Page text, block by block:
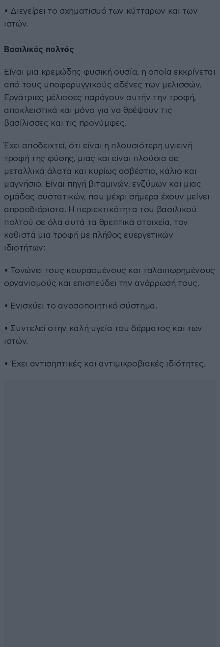
• Διεγείρει το σχηματισμό των κύτταρων και των
ιστών.
Βασιλικός πολτός
Είναι μια κρεμώδης φυσική ουσία, η οποία εκκρίνεται
από τους υποφαρυγγικούς αδένες των μελισσών.
Εργάτριες μέλισσες παράγουν αυτήν την τροφή,
αποκλειστικά και μόνο για να θρέψουν τις
βασίλισσες και τις προνύμφες.
Έχει αποδειχτεί, ότι είναι η πλουσιότερη υγιεινή
τροφή της φύσης, μιας και είναι πλούσια σε
μεταλλικά άλατα και κυρίως ασβέστιο, κάλιο και
μαγνήσιο. Είναι πηγή βιταμινών, ενζύμων και μιας
ομάδας συστατικών, που μέχρι σήμερα έχουν μείνει
απροσδιόριστα. Η περιεκτικότητα του βασιλικού
πολτού σε όλα αυτά τα θρεπτικά στοιχεία, τον
καθιστά μια τροφή με πλήθος ευεργετικών
ιδιοτήτων:
• Τονώνει τους κουρασμένους και ταλαιπωρημένους
οργανισμούς και επισπεύδει την ανάρρωσή τους.
• Ενισχύει το ανοσοποιητικό σύστημα.
• Συντελεί στην καλή υγεία του δέρματος και των
ιστών.
• Έχει αντισηπτικές και αντιμικροβιακές ιδιότητες.